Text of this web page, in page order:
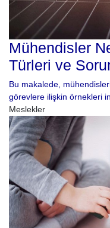
Mühendisler
Türleri ve
Bu makalede,
görevlere ilişkin örnekleri
Meslekler